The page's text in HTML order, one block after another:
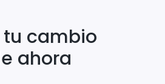
tu cambio
ahora